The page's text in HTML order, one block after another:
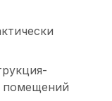
помещений